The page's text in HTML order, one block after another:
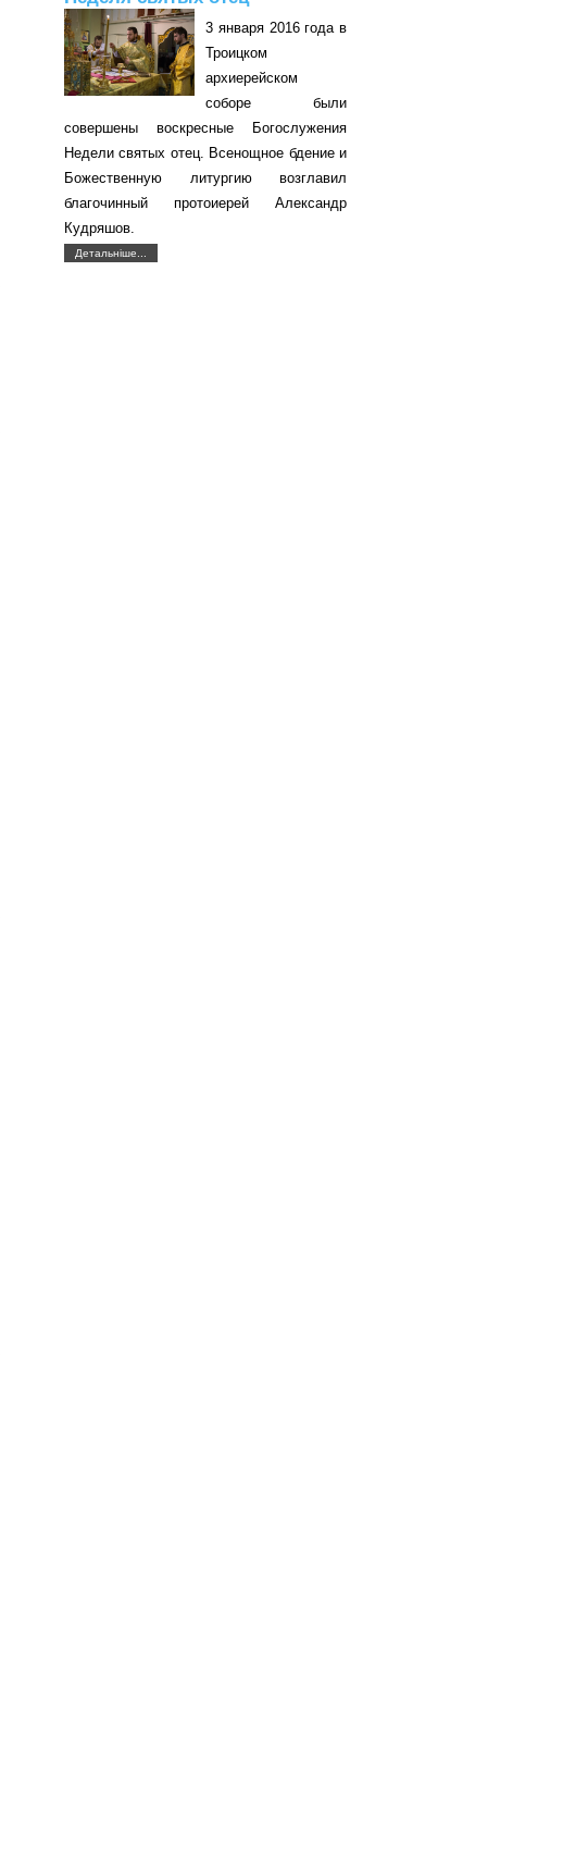
3 января 2016 года в
Троицком
архиерейском
соборе были
совершены воскресные Богослужения
Недели святых отец. Всенощное бдение и
Божественную литургию возглавил
благочинный протоиерей Александр
Кудряшов.
Детальніше...